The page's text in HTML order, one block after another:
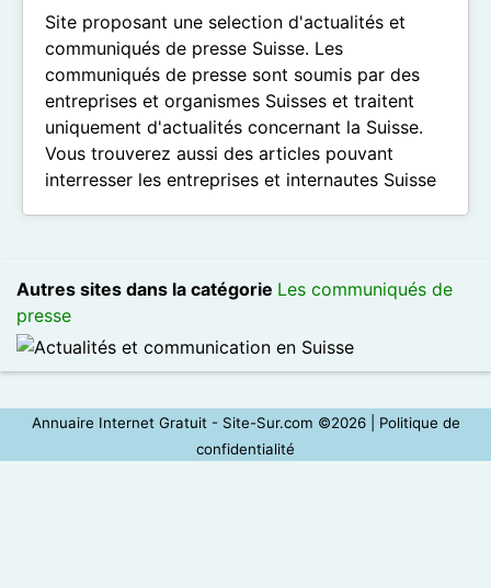
Site proposant une selection d'actualités et
communiqués de presse Suisse. Les
communiqués de presse sont soumis par des
entreprises et organismes Suisses et traitent
uniquement d'actualités concernant la Suisse.
Vous trouverez aussi des articles pouvant
interresser les entreprises et internautes Suisse
Autres sites dans la catégorie Les communiqués de
presse
Annuaire Internet Gratuit - Site-Sur.com ©2026 | Politique de
confidentialité